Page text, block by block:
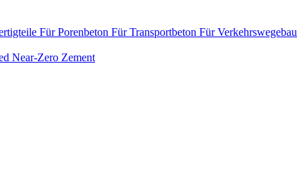
Für Porenbeton Für Transportbeton Für Verkehrswegebau
Near-Zero Zement